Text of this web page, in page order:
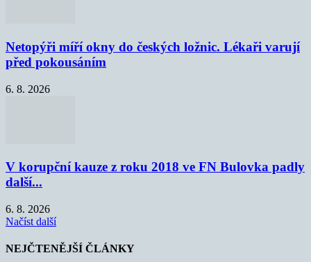
Netopýři míří okny do českých ložnic. Lékaři varují
před pokousáním
6. 8. 2026
V korupční kauze z roku 2018 ve FN Bulovka padly
další...
6. 8. 2026
Načíst další
NEJČTENĚJŠÍ ČLÁNKY